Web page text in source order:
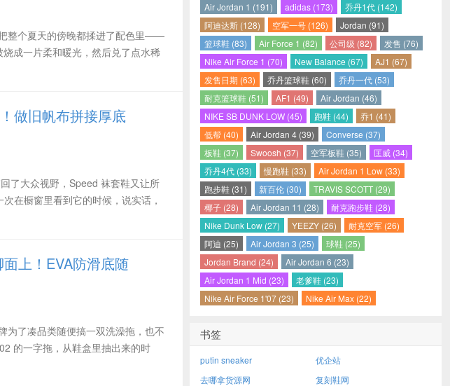
整个夏天的傍晚都揉进了配色里——
成一片柔和暖光，然后兑了点水稀
做旧帆布拼接厚底
了大众视野，Speed 袜套鞋又让所
在橱窗里看到它的时候，说实话，
上！EVA防滑底随
为了凑品类随便搞一双洗澡拖，也不
的一字拖，从鞋盒里抽出来的时
Air Jordan 1 (191)
adidas (173)
乔丹1代 (142)
阿迪达斯 (128)
空军一号 (126)
Jordan (91)
篮球鞋 (83)
Air Force 1 (82) 公司级 (82)
发售 (76)
Nike Air Force 1 (70)
New Balance (67)
AJ1 (67)
发售日期 (63)
乔丹篮球鞋 (60)
乔丹一代 (53)
耐克篮球鞋 (51)
AF1 (49)
Air Jordan (46)
NIKE SB DUNK LOW (45)
跑鞋 (44)
乔1 (41)
低帮 (40)
Air Jordan 4 (39)
Converse (37)
板鞋 (37)
Swoosh (37) 空军板鞋 (35)
匡威 (34)
乔丹4代 (33)
慢跑鞋 (33)
Air Jordan 1 Low (33)
跑步鞋 (31)
新百伦 (30)
TRAVIS SCOTT (29)
椰子 (28)
Air Jordan 11 (28)
耐克跑步鞋 (28)
Nike Dunk Low (27)
YEEZY (26)
耐克空军 (26)
阿迪 (25)
Air Jordan 3 (25)
球鞋 (25)
Jordan Brand (24)
Air Jordan 6 (23)
Air Jordan 1 Mid (23)
老爹鞋 (23)
Nike Air Force 1'07 (23)
Nike Air Max (22)
书签
putin sneaker
优企站
去哪拿货源网
复刻鞋网